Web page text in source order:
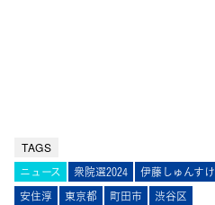
TAGS
ニュース 衆院選2024 伊藤しゅんすけ
安住淳
東京都 町田市 渋谷区